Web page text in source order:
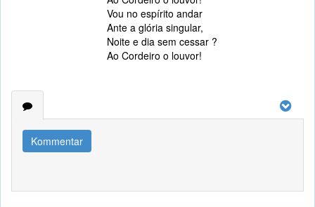
Vou no espírito andar
Ante a glória singular,
Noite e dia sem cessar ?
Ao Cordeiro o louvor!
Kommentar